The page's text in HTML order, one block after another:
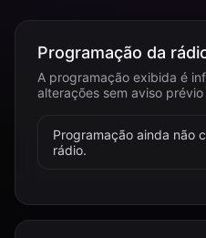
Programação da
A programação exibida é
alterações sem aviso
Programação ainda não
rádio.